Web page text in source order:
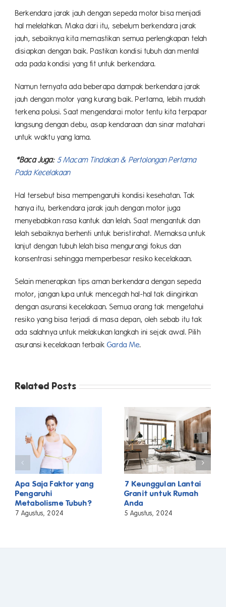
Berkendara jarak jauh dengan sepeda motor bisa menjadi
hal melelahkan. Maka dari itu, sebelum berkendara jarak
jauh, sebaiknya kita memastikan semua perlengkapan telah
disiapkan dengan baik. Pastikan kondisi tubuh dan mental
ada pada kondisi yang fit untuk berkendara.
Namun ternyata ada beberapa dampak berkendara jarak
jauh dengan motor yang kurang baik. Pertama, lebih mudah
terkena polusi. Saat mengendarai motor tentu kita terpapar
langsung dengan debu, asap kendaraan dan sinar matahari
untuk waktu yang lama.
*Baca Juga: 5 Macam Tindakan & Pertolongan Pertama
Pada Kecelakaan
Hal tersebut bisa mempengaruhi kondisi kesehatan. Tak
hanya itu, berkendara jarak jauh dengan motor juga
menyebabkan rasa kantuk dan lelah. Saat mengantuk dan
lelah sebaiknya berhenti untuk beristirahat. Memaksa untuk
lanjut dengan tubuh lelah bisa mengurangi fokus dan
konsentrasi sehingga memperbesar resiko kecelakaan.
Selain menerapkan tips aman berkendara dengan sepeda
motor, jangan lupa untuk mencegah hal-hal tak diinginkan
dengan asuransi kecelakaan. Semua orang tak mengetahui
resiko yang bisa terjadi di masa depan, oleh sebab itu tak
ada salahnya untuk melakukan langkah ini sejak awal. Pilih
asuransi kecelakaan terbaikGarda Me.
Related Posts
Apa Saja Faktor yang
Pengaruhi
Metabolisme Tubuh?
7 Agustus, 2024
7 Keunggulan Lantai
Granit untuk Rumah
Anda
5 Agustus, 2024